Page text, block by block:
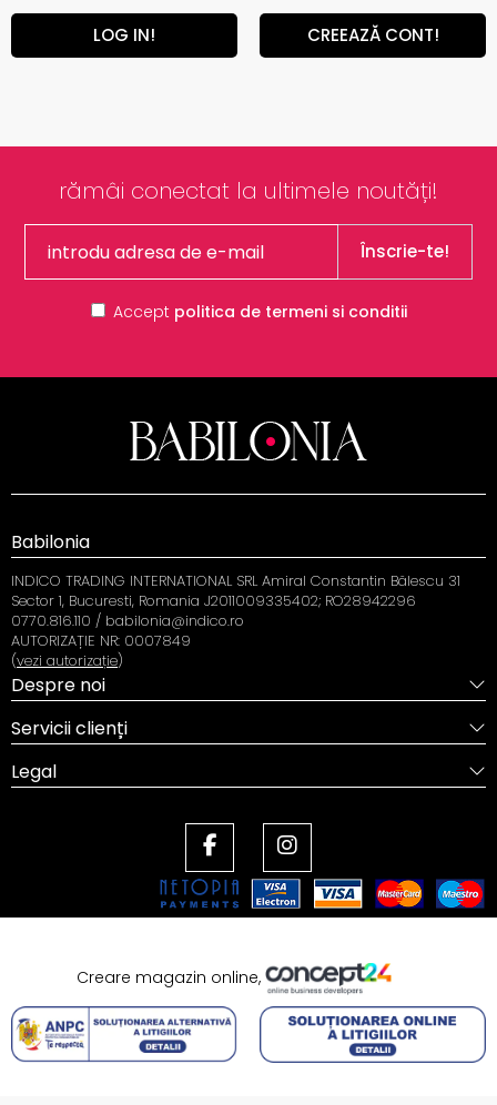
LOG IN! CREEAZĂ CONT!
rămâi conectat la ultimele noutăți!
Înscrie-te!
Accept politica de termeni si conditii
Babilonia
INDICO TRADING INTERNATIONAL SRL Amiral Constantin Bălescu 31
Sector 1, Bucuresti, Romania J2011009335402; RO28942296
0770.816.110 / babilonia@indico.ro
AUTORIZAȚIE NR: 0007849
(vezi autorizație)
Despre noi
Servicii clienți
Legal
Creare magazin online,